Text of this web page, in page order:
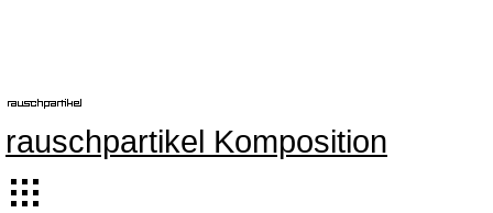
rauschpartikel Komposition